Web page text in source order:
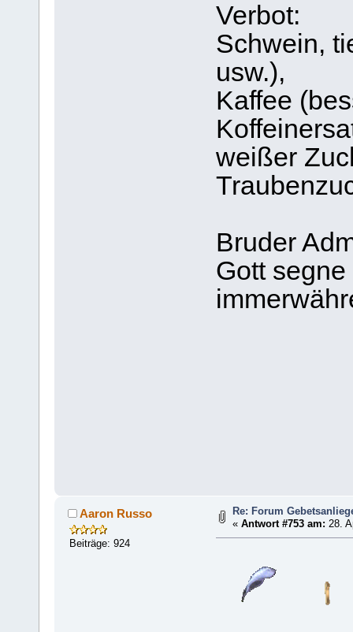
Verbot:
Schwein,
usw.),
Kaffee
weißer
Bruder
Gott
Aaron Russo
Beiträge: 924
Re: Forum
«Antwort #753 am: 28.